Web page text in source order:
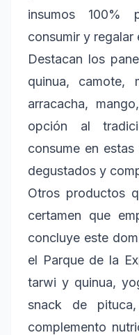
insumos 100%
consumir y regalar
Destacan los
quinua, camote,
arracacha,
opción al
consume en
degustados y
Otros productos
certamen que
concluye este
el Parque de la
tarwi y quinua,
snack de
complemento